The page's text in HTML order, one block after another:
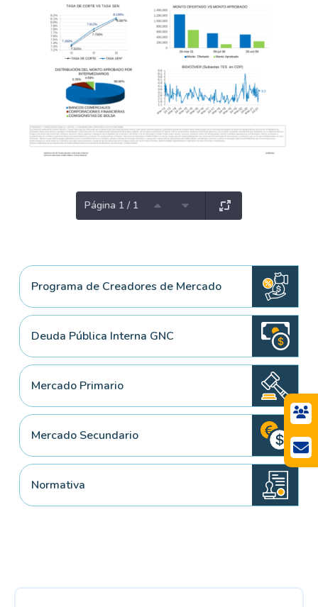
Página 1 / 1
Programa de Creadores de Mercado
Deuda Pública Interna GNC
Mercado Primario
Mercado Secundario
Normativa